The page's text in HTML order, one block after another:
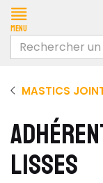
Menu
MASTICS
LISSES